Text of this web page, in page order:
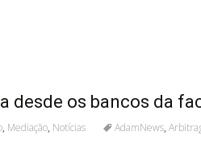
desde os bancos da
, Mediação, Notícias AdamNews,